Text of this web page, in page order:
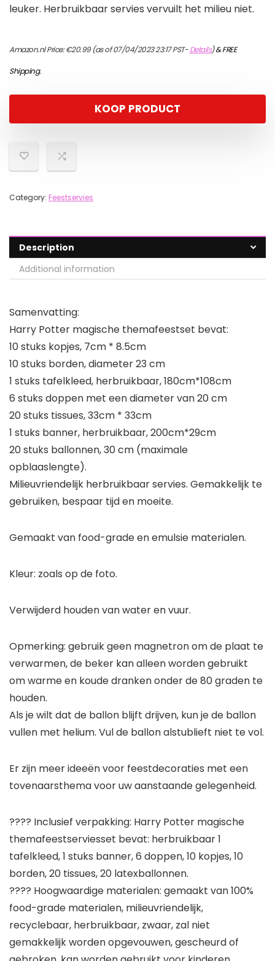
leuker. Herbruikbaar servies vervuilt het milieu niet.
Amazon.nl Price:€20.99(as of 07/04/2023 23:17 PST-Details)&FREE
Shipping.
KOOP PRODUCT
Category: Feestservies
Description
Additional information
Samenvatting:
Harry Potter magische themafeestset bevat:
10 stuks kopjes, 7cm * 8.5cm
10 stuks borden, diameter 23 cm
1 stuks tafelkleed, herbruikbaar, 180cm*108cm
6 stuks doppen met een diameter van 20 cm
20 stuks tissues, 33cm * 33cm
1 stuks banner, herbruikbaar, 200cm*29cm
20 stuks ballonnen, 30 cm (maximale
opblaaslengte).
Milieuvriendelijk herbruikbaar servies. Gemakkelijk te
gebruiken, bespaar tijd en moeite.
Gemaakt van food-grade en emulsie materialen.
Kleur: zoals op de foto.
Verwijderd houden van water en vuur.
Opmerking: gebruik geen magnetron om de plaat te
verwarmen, de beker kan alleen worden gebruikt
om warme en koude dranken onder de 80 graden te
houden.
Als je wilt dat de ballon blijft drijven, kun je de ballon
vullen met helium. Vul de ballon alstublieft niet te vol.
Er zijn meer ideeën voor feestdecoraties met een
tovenaarsthema voor uw aanstaande gelegenheid.
???? Inclusief verpakking: Harry Potter magische
themafeestserviesset bevat: herbruikbaar 1
tafelkleed, 1 stuks banner, 6 doppen, 10 kopjes, 10
borden, 20 tissues, 20 latexballonnen.
???? Hoogwaardige materialen: gemaakt van 100%
food-grade materialen, milieuvriendelijk,
recyclebaar, herbruikbaar, zwaar, zal niet
gemakkelijk worden opgevouwen, gescheurd of